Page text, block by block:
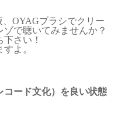
OYAGブラシでクリー
で聴いてみませんか？
さい！
よ。
コード文化）を良い状態